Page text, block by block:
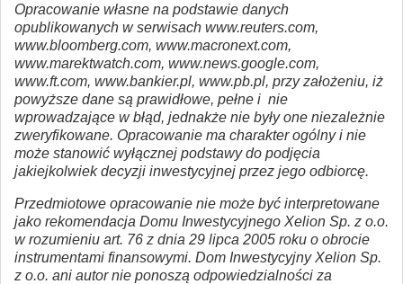
Opracowanie własne na podstawie danych
opublikowanych w serwisach www.reuters.com,
www.bloomberg.com, www.macronext.com,
www.marektwatch.com, www.news.google.com,
www.ft.com, www.bankier.pl, www.pb.pl, przy założeniu, iż
powyższe dane są prawidłowe, pełne i nie
wprowadzające w błąd, jednakże nie były one niezależnie
zweryfikowane. Opracowanie ma charakter ogólny i nie
może stanowić wyłącznej podstawy do podjęcia
jakiejkolwiek decyzji inwestycyjnej przez jego odbiorcę.
Przedmiotowe opracowanie nie może być interpretowane
jako rekomendacja Domu Inwestycyjnego Xelion Sp. z o.o.
w rozumieniu art. 76 z dnia 29 lipca 2005 roku o obrocie
instrumentami finansowymi. Dom Inwestycyjny Xelion Sp.
z o.o. ani autor nie ponoszą odpowiedzialności za